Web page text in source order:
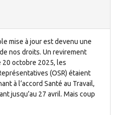
mise à jour est devenu une
nos droits. Un revirement
20 octobre 2025, les
(OSR) étaient
à l’accord Santé au Travail,
jusqu’au 27 avril. Mais coup